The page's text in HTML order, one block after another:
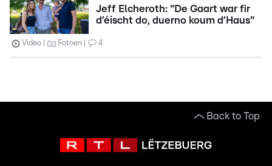
Jeff Elcheroth: "De Gaart war fir
d’éischt do, duerno koum d’Haus"
Video Fotoen 4
Back to Top